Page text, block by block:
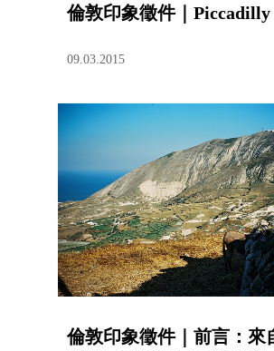
倫敦印象徵件｜
09.03.2015
倫敦印象徵件｜前言：來